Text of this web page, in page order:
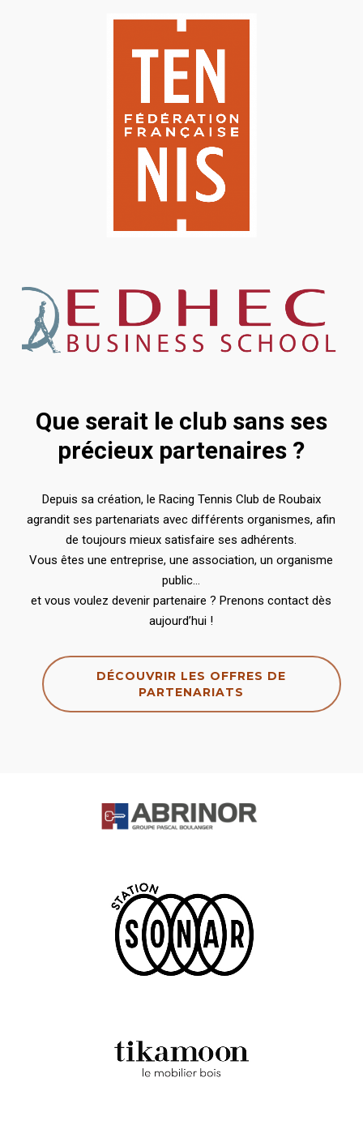
Que serait le club sans ses
précieux partenaires ?
Depuis sa création, le Racing Tennis Club de Roubaix
agrandit ses partenariats avec différents organismes, afin
de toujours mieux satisfaire ses adhérents.
Vous êtes une entreprise, une association, un organisme
public…
et vous voulez devenir partenaire ? Prenons contact dès
aujourd’hui !
DÉCOUVRIR LES OFFRES DE
PARTENARIATS